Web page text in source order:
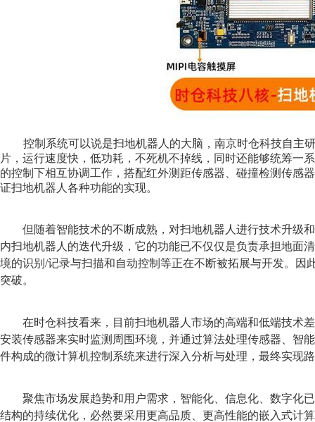
控制系统可以说是扫地机器人的大脑， 南京时仓科技自主
片，运行速度快，低功耗，不死机不掉线， 同时还能够统筹一
的控制下相互协调工作， 搭配红外测距传感器、碰撞检测传感
证扫地机器人各种功能的实现。
但随着智能技术的不断成熟，对扫地机器人进行技术升级
内扫地机器人的迭代升级，它的功能已不仅仅是负责承担地面
境的识别/记录与扫描和自动控制等正在不断被拓展与开发。
突破。
在时仓科技看来， 目前扫地机器人市场的高端和低端技术
安装传感器来实时监测周围环境，并通过算法处理传感器、智
件构成的微计算机控制系统来进行深入分析与处理，最终实现
聚焦市场发展趋势和用户需求，智能化、信息化、数字化
结构的持续优化，必然要采用更高品质、更高性能的嵌入式计